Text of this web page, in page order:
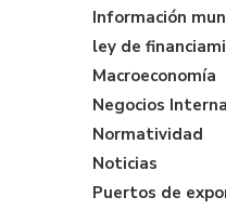
Información
ley de
Macroeconomía
Negocios
Normatividad
Noticias
Puertos de